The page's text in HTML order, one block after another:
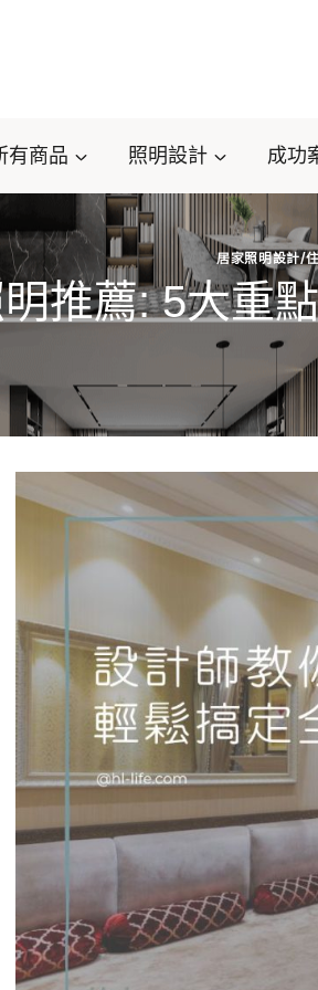
有商品 照明設計 成功
居家照明設計/
推薦: 5大重